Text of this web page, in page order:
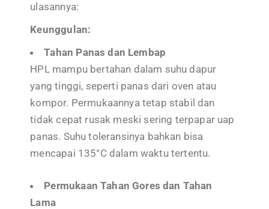
ulasannya:
Keunggulan:
Tahan Panas dan Lembap
HPL mampu bertahan dalam suhu dapur
yang tinggi, seperti panas dari oven atau
kompor. Permukaannya tetap stabil dan
tidak cepat rusak meski sering terpapar uap
panas. Suhu toleransinya bahkan bisa
mencapai 135°C dalam waktu tertentu.
Permukaan Tahan Gores dan Tahan
Lama